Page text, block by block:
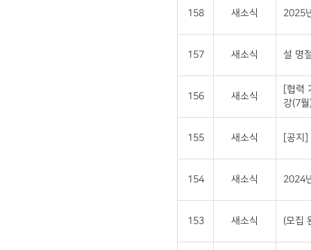
158 새소식 2025
157 새소식 설 명
156 새소식
[협력
강(7월
155 새소식 [공지]
154 새소식 2024
153 새소식 (모집